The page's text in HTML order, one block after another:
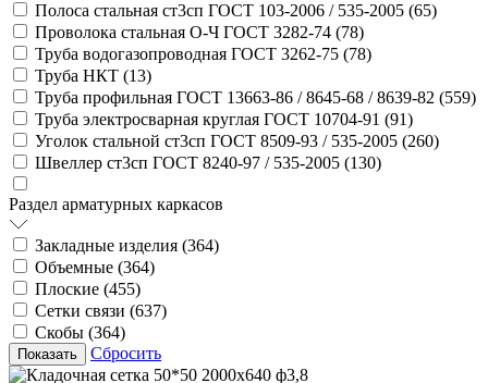
Полоса стальная ст3сп ГОСТ 103-2006 / 535-2005 (65)
Проволока стальная О-Ч ГОСТ 3282-74 (78)
Труба водогазопроводная ГОСТ 3262-75 (78)
Труба НКТ (13)
Труба профильная ГОСТ 13663-86 / 8645-68 / 8639-82 (559)
Труба электросварная круглая ГОСТ 10704-91 (91)
Уголок стальной ст3сп ГОСТ 8509-93 / 535-2005 (260)
Швеллер ст3сп ГОСТ 8240-97 / 535-2005 (130)
Раздел арматурных каркасов
Закладные изделия (364)
Объемные (364)
Плоские (455)
Сетки связи (637)
Скобы (364)
Сбросить